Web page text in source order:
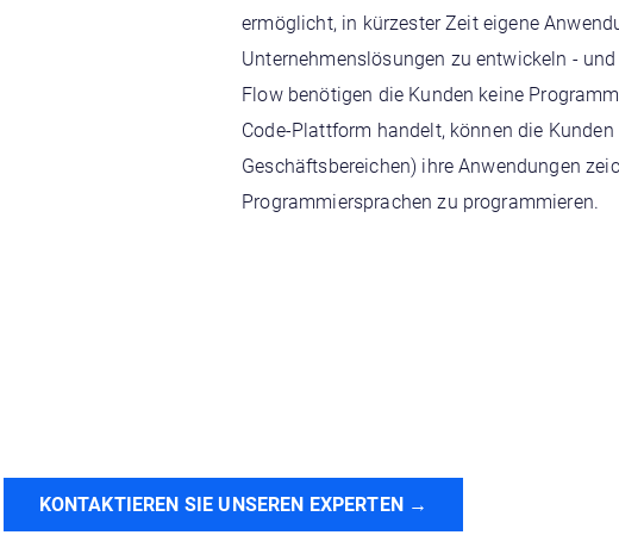
ermöglicht, in kürzester Zeit eigene
Unternehmenslösungen zu entwickeln -
Flow benötigen die Kunden keine
Code-Plattform handelt, können die
Geschäftsbereichen) ihre Anwendungen
Programmiersprachen zu programmieren.
KONTAKTIEREN SIE UNSEREN EXPERTEN →